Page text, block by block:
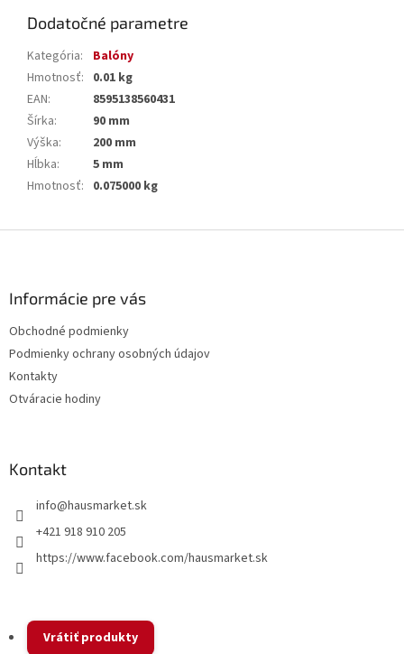
Dodatočné parametre
Kategória:
Balóny
Hmotnosť: 0.01 kg
EAN:
8595138560431
Šírka:
90 mm
Výška:
200 mm
Hĺbka:
5 mm
Hmotnosť: 0.075000 kg
Informácie pre vás
Obchodné podmienky
Podmienky ochrany osobných údajov
Kontakty
Otváracie hodiny
Kontakt
info@hausmarket.sk
+421 918 910 205
https://www.facebook.com/hausmarket.sk
Vrátiť produkty